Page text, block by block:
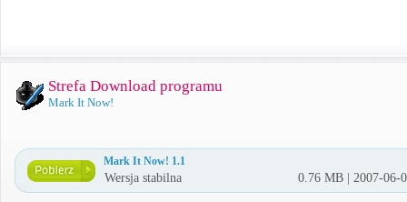
Strefa Download programu
Mark It Now!
Mark It Now! 1.1
Wersja stabilna 0.76 MB | 2007-06-